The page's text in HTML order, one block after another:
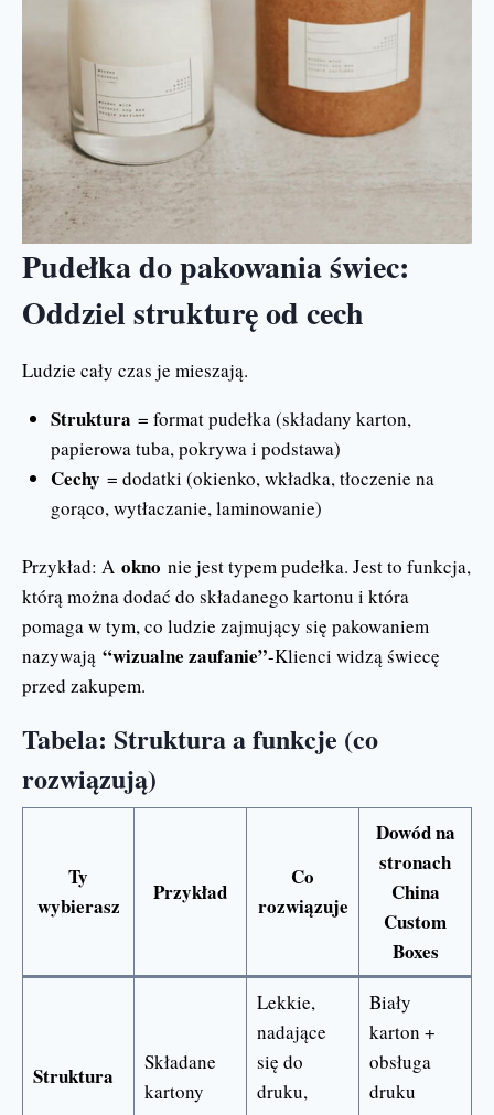
Pudełka do pakowania świec:
Oddziel strukturę od cech
Ludzie cały czas je mieszają.
Struktura = format pudełka (składany karton,
papierowa tuba, pokrywa i podstawa)
Cechy = dodatki (okienko, wkładka, tłoczenie na
gorąco, wytłaczanie, laminowanie)
Przykład: A okno nie jest typem pudełka. Jest to funkcja,
którą można dodać do składanego kartonu i która
pomaga w tym, co ludzie zajmujący się pakowaniem
nazywają “wizualne zaufanie”-Klienci widzą świecę
przed zakupem.
Tabela: Struktura a funkcje (co
rozwiązują)
Ty
wybierasz
Przykład
Co
rozwiązuje
Dowód na
stronach
China
Custom
Boxes
Struktura
Składane
kartony
Lekkie,
nadające
się do
druku,
Biały
karton +
obsługa
druku